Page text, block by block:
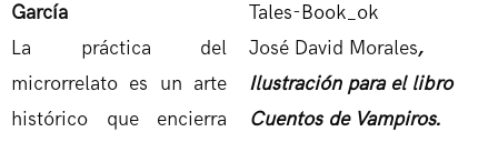
García
La práctica del
microrrelato es un arte
histórico que encierra
José David Morales,
Ilustración para el libro
Cuentos de Vampiros.